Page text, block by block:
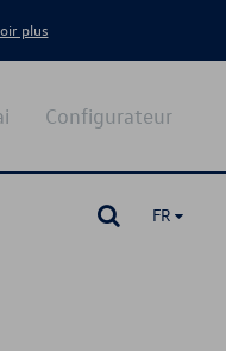
plus
Configurateur
FR